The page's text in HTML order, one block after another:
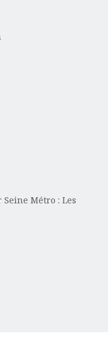
Seine Métro : Les